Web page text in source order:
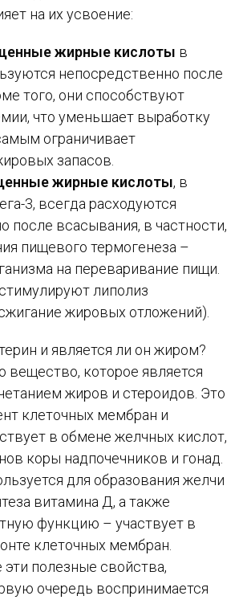
на их усвоение:
жирные кислоты в
непосредственно после
того, они способствуют
что уменьшает выработку
ограничивает
запасов.
жирные кислоты, в
3, всегда расходуются
после всасывания, в частности,
пищевого термогенеза –
на переваривание пищи.
липолиз
жировых отложений).
и является ли он жиром?
вещество, которое является
жиров и стероидов. Это
клеточных мембран и
в обмене желчных кислот,
коры надпочечников и гонад.
для образования желчи
витамина Д, а также
функцию – участвует в
клеточных мембран.
полезные свойства,
очередь воспринимается